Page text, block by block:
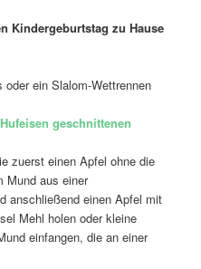
Kindergeburtstag zu Hause
ein Slalom-Wettrennen
geschnittenen
zuerst einen Apfel ohne die
Mund aus einer
anschließend einen Apfel mit
Mehl holen oder kleine
einfangen, die an einer